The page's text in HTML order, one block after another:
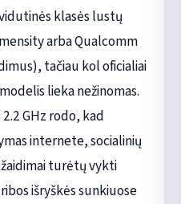
klasės lustų
arba Qualcomm
tačiau kol oficialiai
modelis lieka nežinomas.
GHz rodo, kad
internete, socialinių
turėtų vykti
išryškės sunkiuose